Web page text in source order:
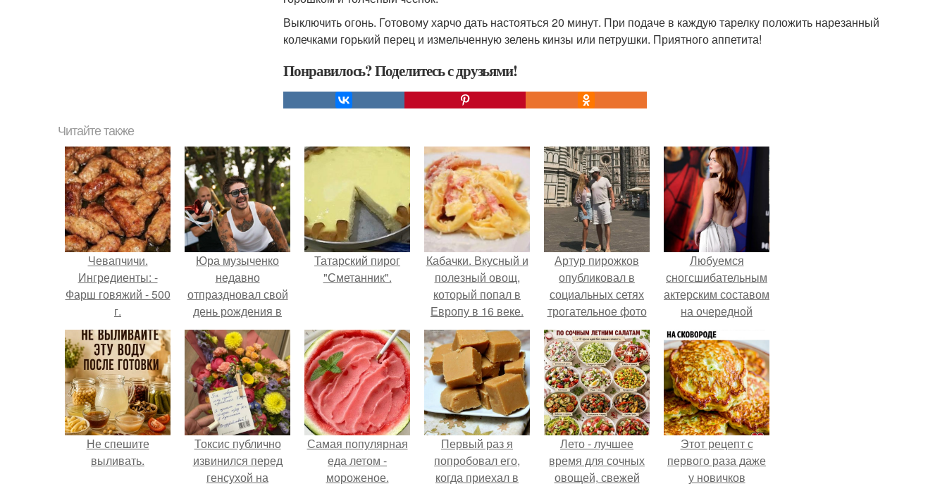
Выключить огонь. Готовому харчо дать настояться 20 минут. При подаче в каждую тарелку положить нарезанный
колечками горький перец и измельченную зелень кинзы или петрушки. Приятного аппетита!
Понравилось? Поделитесь с друзьями!
Читайте также
Чевапчичи.
Ингредиенты: -
Фарш говяжий - 500
г.
Юра музыченко
недавно
отпраздновал свой
день рождения в
кругу самых
близких и родных
людей.
Татарский пирог
"Сметанник".
Кабачки. Вкусный и
полезный овощ,
который попал в
Европу в 16 веке.
Артур пирожков
опубликовал в
социальных сетях
трогательное фото
с супругой
Анжеликой,
сделанное во
время их недавнего
путешествия в
Италию.
Любуемся
сногсшибательным
актерским составом
на очередной
премьере нового
человека - паука.
Не спешите
выливать.
Токсис публично
извинился перед
генсухой на
Самая популярная
еда летом -
мороженое.
Первый раз я
попробовал его,
когда приехал в
Лето - лучшее
время для сочных
овощей, свежей
Этот рецепт с
первого раза даже
у новичков